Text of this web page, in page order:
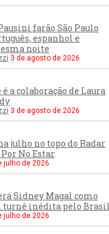
farão São Paulo
espanhol e
noite
3 de agosto de 2026
é a colaboração de Laura
3 de agosto de 2026
julho no topo do Radar
No Estar
julho de 2026
Sidney Magal como
turnê inédita pelo Brasil
julho de 2026